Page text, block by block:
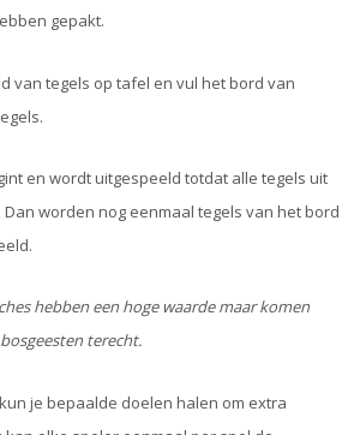
gepakt.
van tegels op tafel en vul het bord van
en wordt uitgespeeld totdat alle tegels uit
worden nog eenmaal tegels van het bord
hebben een hoge waarde maar komen
terecht.
je bepaalde doelen halen om extra